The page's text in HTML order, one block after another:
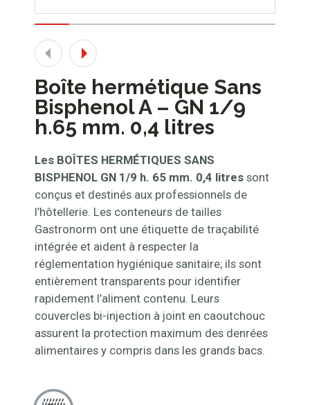
Boîte hermétique Sans
Bisphenol A – GN 1/9
h.65 mm. 0,4 litres
Les BOÎTES HERMÉTIQUES SANS
BISPHENOL GN 1/9 h. 65 mm. 0,4 litres sont
conçus et destinés aux professionnels de
l’hôtellerie. Les conteneurs de tailles
Gastronorm ont une étiquette de traçabilité
intégrée et aident à respecter la
réglementation hygiénique sanitaire; ils sont
entièrement transparents pour identifier
rapidement l’aliment contenu. Leurs
couvercles bi-injection à joint en caoutchouc
assurent la protection maximum des denrées
alimentaires y compris dans les grands bacs.